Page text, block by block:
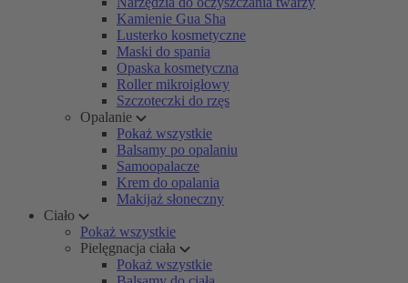
Kamienie Gua Sha
Lusterko kosmetyczne
Maski do spania
Opaska kosmetyczna
Roller mikroigłowy
Szczoteczki do rzęs
Opalanie
Pokaż wszystkie
Balsamy po opalaniu
Samoopalacze
Krem do opalania
Makijaż słoneczny
Ciało
Pokaż wszystkie
Pielęgnacja ciała
Pokaż wszystkie